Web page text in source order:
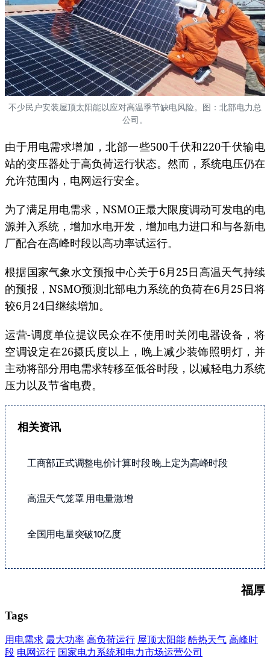
不少民户安装屋顶太阳能以应对高温季节缺电风险。图：北部电力总
公司。
由于用电需求增加，北部一些500千伏和220千伏输电
站的变压器处于高负荷运行状态。然而，系统电压仍在
允许范围内，电网运行安全。
为了满足用电需求，NSMO正最大限度调动可发电的电
源并入系统，增加水电开发，增加电力进口和与各新电
厂配合在高峰时段以高功率试运行。
根据国家气象水文预报中心关于6月25日高温天气持续
的预报，NSMO预测北部电力系统的负荷在6月25日将
较6月24日继续增加。
运营-调度单位提议民众在不使用时关闭电器设备，将
空调设定在26摄氏度以上，晚上减少装饰照明灯，并
主动将部分用电需求转移至低谷时段，以减轻电力系统
压力以及节省电费。
相关资讯
工商部正式调整电价计算时段 晚上定为高峰时段
高温天气笼罩 用电量激增
全国用电量突破10亿度
福厚
Tags
用电需求 最大功率 高负荷运行 屋顶太阳能 酷热天气 高峰时
段 电网运行 国家电力系统和电力市场运营公司